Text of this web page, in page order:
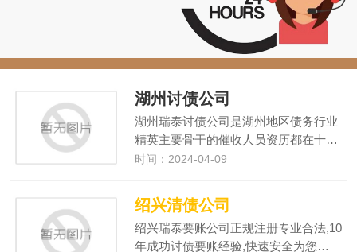
湖州讨债公司
湖州瑞泰讨债公司是湖州地区债务行业
精英主要骨干的催收人员资历都在十…
时间：2024-04-09
绍兴清债公司
绍兴瑞泰要账公司正规注册专业合法,10
年成功讨债要账经验,快速安全为您…